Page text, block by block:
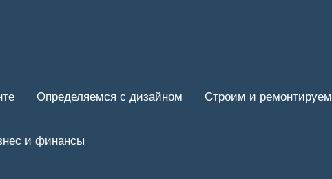
Определяемся с дизайном Строим и ремонтируем
и финансы